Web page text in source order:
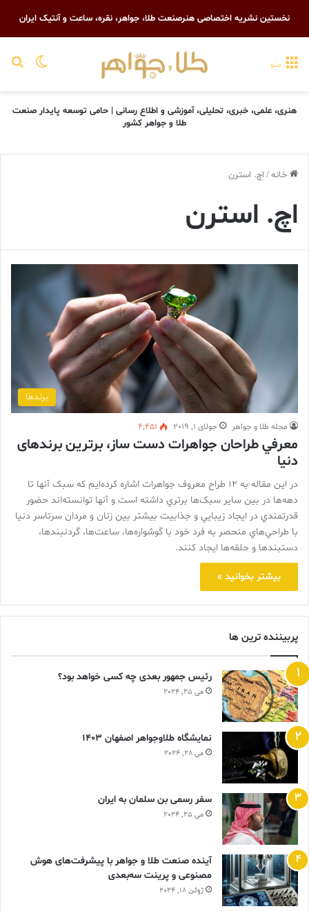
نخستین نشریه اختصاصی هنرصنعت طلا، جواهر، نقره، ساعت و آنتیک ایران
تغییر منو
هنری، علمی، خبری، تحلیلی، آموزشی و اطلاع رسانی | حامی توسعه پایدار صنعت
طلا و جواهر کشور
خانه/ اچ. استرن
اچ. استرن
برندها
مجله طلا و جواهر جولای 1, 2019 4,451
معرفي طراحان جواهرات دست ساز، برترين برندهای
دنيا
در این مقاله به ۱۲ طراح معروف جواهرات اشاره کرده‌ايم که سبک آنها تا
دهه‌ها در بين ساير سبک‌ها برتري داشته است و آنها توانسته‌اند حضور
قدرتمندي در ايجاد زيبايي و جذابيت بيشتر بين زنان و مردان سرتاسر دنيا
با طراحي‌هاي منحصر به فرد خود با گوشواره‌ها، ساعت‌ها، گردنبندها،
دستبندها و حلقه‌ها ايجاد کنند.
بیشتر بخوانید »
پربیننده ترین ها
رئیس جمهور بعدی چه کسی خواهد بود؟
می 25, 2024
نمایشگاه طلاوجواهر اصفهان 1403
می 28, 2024
سفر رسمی بن سلمان به ایران
می 25, 2024
آینده صنعت طلا و جواهر با پیشرفت‌های هوش
مصنوعی و پرینت سه‌بعدی
ژوئن 18, 2024